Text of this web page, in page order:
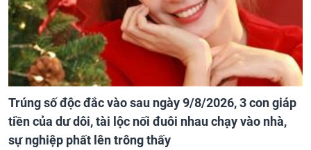
Trúng số độc đắc vào sau ngày 9/8/2026, 3 con giáp
tiền của dư dôi, tài lộc nối đuôi nhau chạy vào nhà,
sự nghiệp phất lên trông thấy